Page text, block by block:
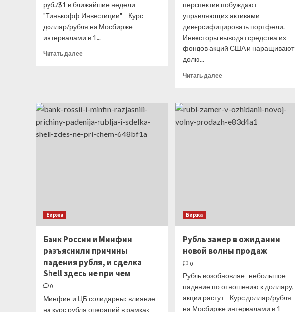
руб./$1 в ближайшие недели -
"Тинькофф Инвестиции" Курс
доллар/рубля на Мосбирже
интервалами в 1...
Читать далееПрочитать
укрепление
рубля
до
78
перспектив побуждают
управляющих активами
диверсифицировать портфели.
Инвесторы выводят средства из
фондов акций США и наращивают
долю...
Читать далееПрочитать
инвесторы
увеличивают
Биржа
Банк России и Минфин
разъяснили причины
падения рубля, и сделка
Shell здесь не при чем
0
Минфин и ЦБ солидарны: влияние
на курс рубля операций в рамках
Биржа
Рубль замер в ожидании
новой волны продаж
0
Рубль возобновляет небольшое
падение по отношению к доллару,
акции растут Курс доллар/рубля
на Мосбирже интервалами в 1